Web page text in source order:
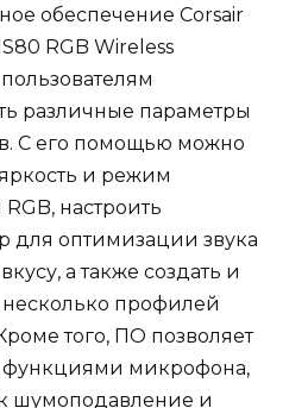
обеспечение Corsair
RGB Wireless
различные параметры
С его помощью можно
и режим
настроить
для оптимизации звука
а также создать и
несколько профилей
того, ПО позволяет
функциями микрофона,
шумоподавление и